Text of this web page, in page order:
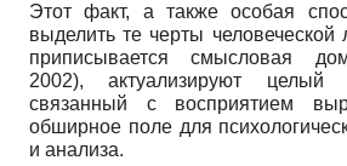
Этот факт, а также особая
выделить те черты человеческой
приписывается смысловая
2002), актуализируют целый
связанный с восприятием
обширное поле для
и анализа.